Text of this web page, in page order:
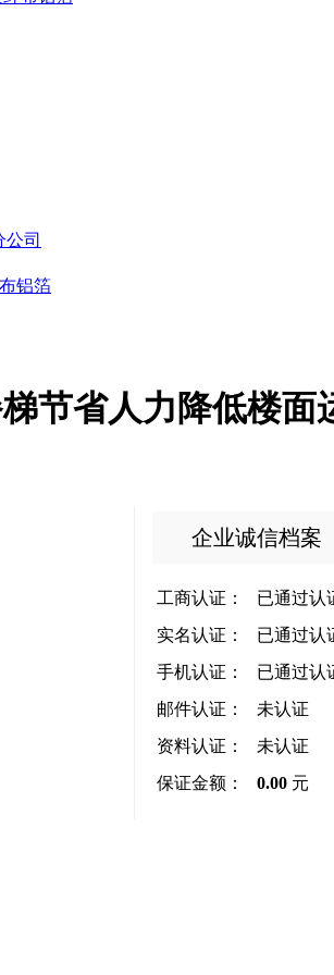
司
铝箔
节省人力降低楼面
企业诚信档案
工商认证：
已通过认
实名认证：
已通过认
手机认证：
已通过认
邮件认证：
未认证
资料认证：
未认证
保证金额：
0.00 元